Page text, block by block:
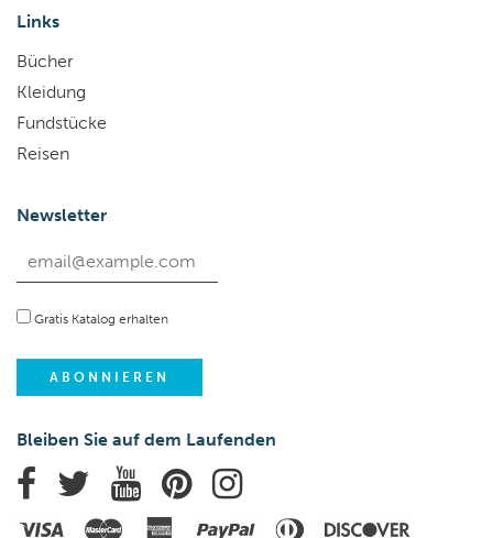
Links
Bücher
Kleidung
Fundstücke
Reisen
Newsletter
Gratis Katalog erhalten
Bleiben Sie auf dem Laufenden